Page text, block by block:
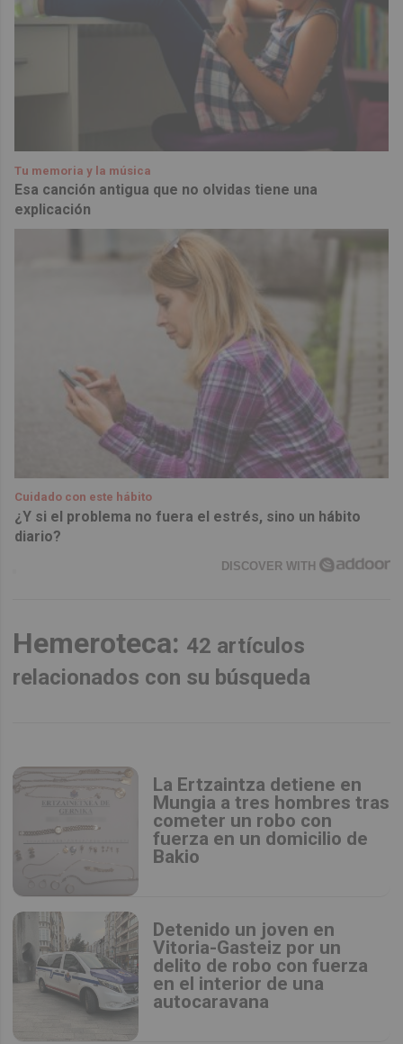
Tu memoria y la música
Esa canción antigua que no olvidas tiene una
explicación
Cuidado con este hábito
¿Y si el problema no fuera el estrés, sino un hábito
diario?
DISCOVER WITH
Hemeroteca: 42 artículos
relacionados con su búsqueda
La Ertzaintza detiene en
Mungia a tres hombres tras
cometer un robo con
fuerza en un domicilio de
Bakio
Detenido un joven en
Vitoria-Gasteiz por un
delito de robo con fuerza
en el interior de una
autocaravana